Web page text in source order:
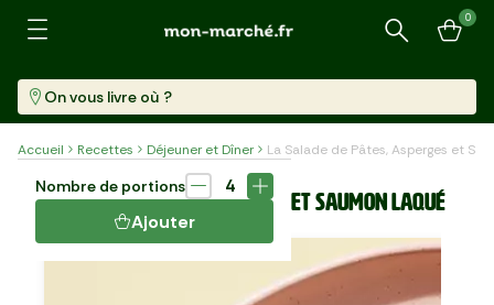
Recherche
0
On vous livre où ?
Accueil Recettes Déjeuner et Dîner
La Salade de Pâtes, Asperges et
LA SALADE DE PÂTES, ASPERGES ET SAUMON LAQUÉ
Nombre de portions
4
Ajouter